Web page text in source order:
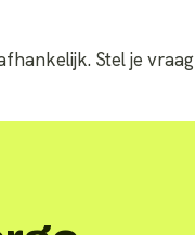
Stel je vraag